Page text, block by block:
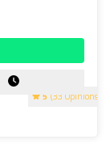
5 (33 Opinions)